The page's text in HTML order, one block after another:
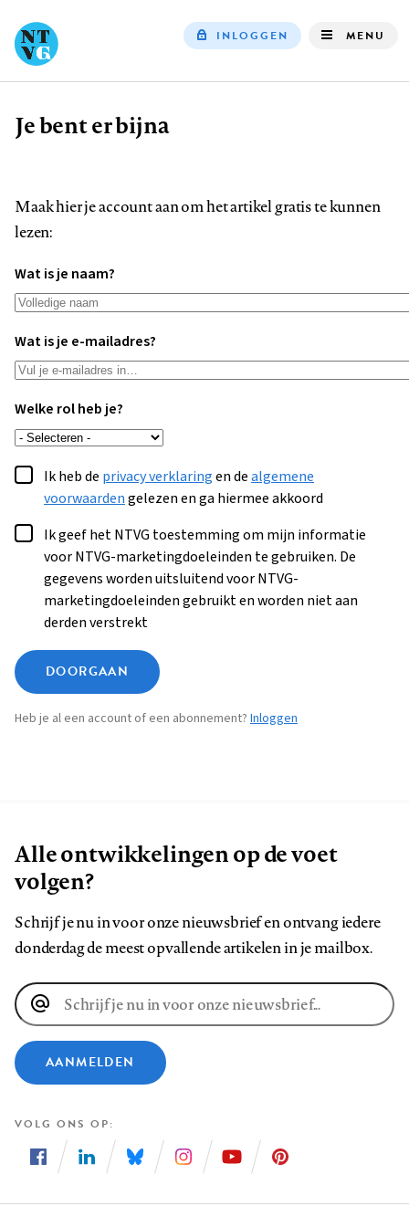
INLOGGEN MENU
Kruimelpad
Je bent er bijna
Maak hier je account aan om het artikel gratis te kunnen
lezen:
Wat is je naam?
Wat is je e-mailadres?
Welke rol heb je?
Ik heb de privacy verklaringen dealgemene
voorwaardengelezen en ga hiermee akkoord
Ik geef het NTVG toestemming om mijn informatie
voor NTVG-marketingdoeleinden te gebruiken. De
gegevens worden uitsluitend voor NTVG-
marketingdoeleinden gebruikt en worden niet aan
derden verstrekt
DOORGAAN
Heb je al een account of een abonnement? Inloggen
Alle ontwikkelingen op de voet
volgen?
Schrijf je nu in voor onze nieuwsbrief en ontvang iedere
donderdag de meest opvallende artikelen in je mailbox.
E-
mailadres
AANMELDEN
VOLG ONS OP
ons
ons
ons
ons
ons
ons